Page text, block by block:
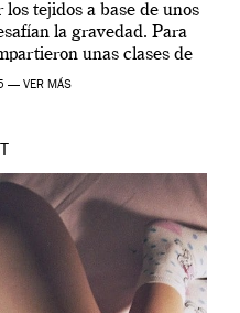
tejidos a base de unos
la gravedad. Para
unas clases de
Tate […]
— VER MÁS